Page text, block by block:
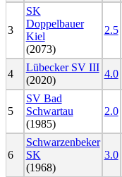
3
SK
Doppelbauer
Kiel
(2073)
2.5
4
Lübecker SV III
(2020)
4.0
5
SV Bad
Schwartau
(1985)
2.0
6
Schwarzenbeker
SK
(1968)
3.0